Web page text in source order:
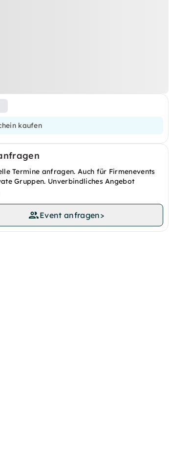
kaufen
Termine anfragen. Auch für Firmenevents
Gruppen. Unverbindliches Angebot
Event anfragen>